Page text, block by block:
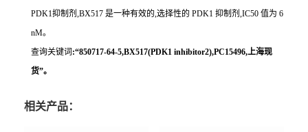
PDK1抑制剂,BX517 是一种有效的,选择性的 PDK1 抑制剂,IC50 值为 6
nM。
查询关键词 :“850717-64-5,BX517(PDK1 inhibitor2),PC15496,上海现
货”。
相关产品：